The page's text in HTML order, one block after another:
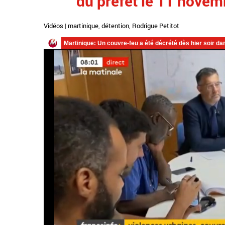
Vidéos | martinique, détention, Rodrigue Petitot